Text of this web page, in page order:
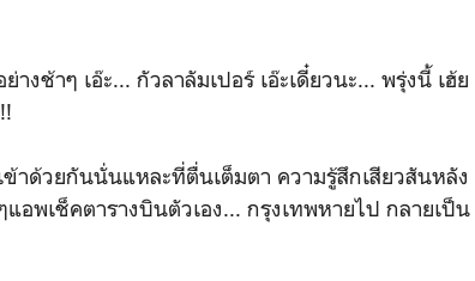
งช้าๆ เอ๊ะ... กัวลาลัมเปอร์ เอ๊ะเดี๋ยวนะ... พรุ่งนี้ เฮ้ย
ข้าด้วยกันนั่นแหละที่ตื่นเต็มตา ความรู้สึกเสียวสันหลัง
พเช็คตารางบินตัวเอง... กรุงเทพหายไป กลายเป็น